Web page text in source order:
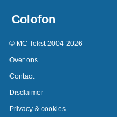
Colofon
© MC Tekst 2004-2026
Over ons
Contact
Disclaimer
Privacy & cookies